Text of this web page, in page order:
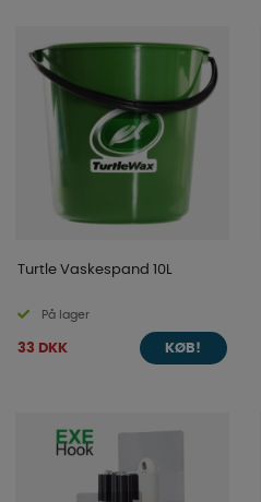
Turtle Vaskespand 10L
På lager
33 DKK KØB!